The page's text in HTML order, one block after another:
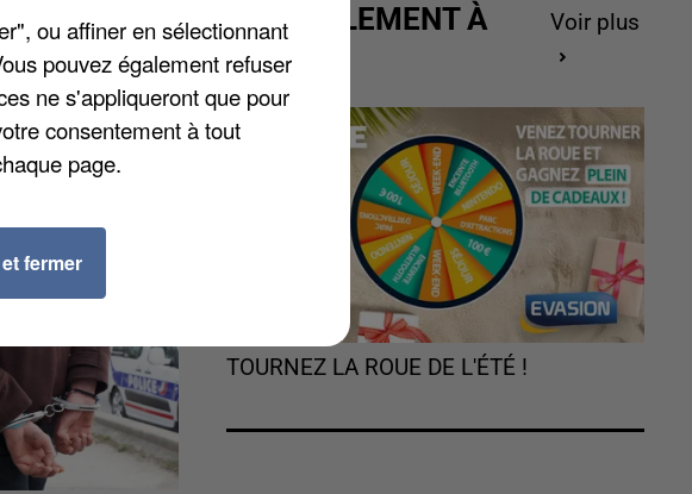
mai 2016. La
à 1,8%
à elle seule
ouvriers non-
ACTUELLEMENT À
GAGNER
Voir plus
TOURNEZ LA ROUE DE L'ÉTÉ !
ou affiner en sélectionnant
pouvez également refuser
ne s'appliqueront que pour
consentement à tout
page.
fermer